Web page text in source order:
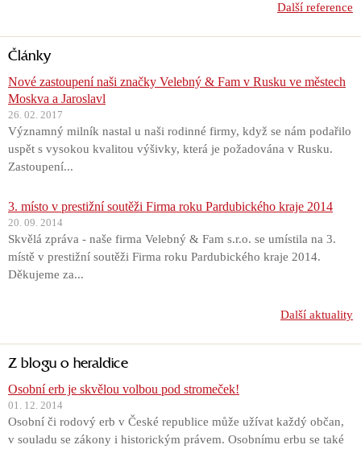
Další reference
Články
Nové zastoupení naši značky Velebný & Fam v Rusku ve městech
Moskva a Jaroslavl
26. 02. 2017
Významný milník nastal u naši rodinné firmy, když se nám podařilo
uspět s vysokou kvalitou výšivky, která je požadována v Rusku.
Zastoupení...
3. místo v prestižní soutěži Firma roku Pardubického kraje 2014
20. 09. 2014
Skvělá zpráva - naše firma Velebný & Fam s.r.o. se umístila na 3.
místě v prestižní soutěži Firma roku Pardubického kraje 2014.
Děkujeme za...
Další aktuality
Z blogu o heraldice
Osobní erb je skvělou volbou pod stromeček!
01. 12. 2014
Osobní či rodový erb v České republice může užívat každý občan,
v souladu se zákony i historickým právem. Osobnímu erbu se také